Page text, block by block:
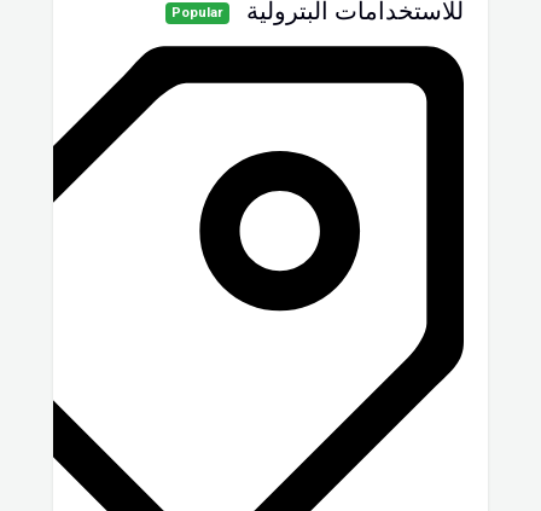
للاستخدامات البترولية
Popular